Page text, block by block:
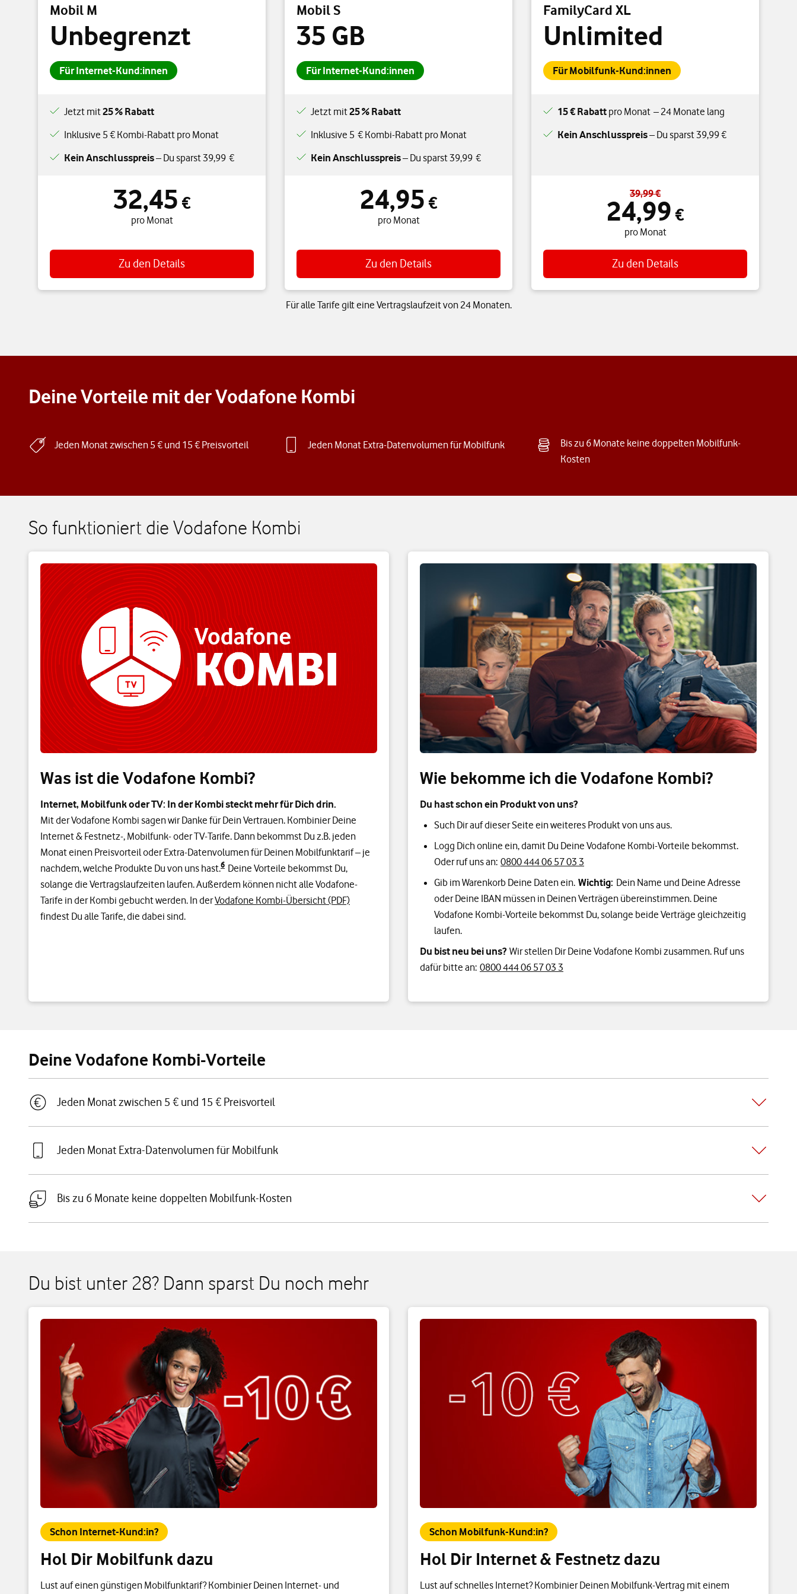
Mobil M
Unbegrenzt
Für Internet-Kund:innen
Jetzt mit25 % Rabatt
Inklusive 5 € Kombi-Rabatt pro Monat
Kein Anschlusspreis– Du sparst 39,99 €
32,45 € pro Monat32,45 €
pro Monat
Zu den Details
Mobil S
35 GB
Für Internet-Kund:innen
Jetzt mit25 % Rabatt
Inklusive 5 € Kombi-Rabatt pro Monat
Kein Anschlusspreis– Du sparst 39,99 €
24,95 € pro Monat24,95 €
pro Monat
Zu den Details
FamilyCard XL
Unlimited
Für Mobilfunk-Kund:innen
15 € Rabatt pro Monat – 24 Monate lang
Kein Anschlusspreis– Du sparst 39,99 €
Standardpreis 39,99 € – Angebotspreis 24,99 € pro Monat
39,99 €
24,99 €
pro Monat
Zu den Details
Für alle Tarife gilt eine Vertragslaufzeit von 24 Monaten.
Deine Vorteile mit der Vodafone Kombi
Jeden Monat zwischen 5 € und 15 € Preisvorteil Jeden Monat Extra-Datenvolumen für Mobilfunk
Bis zu 6 Monate keine doppelten Mobilfunk-
Kosten
So funktioniert die Vodafone Kombi
Was ist die Vodafone Kombi?
Internet, Mobilfunk oder TV: In der Kombi steckt mehr für Dich drin.
Mit der Vodafone Kombi sagen wir Danke für Dein Vertrauen. Kombinier Deine
Internet & Festnetz-, Mobilfunk- oder TV-Tarife. Dann bekommst Du z.B. jeden
Monat einen Preisvorteil oder Extra-Datenvolumen für Deinen Mobilfunktarif – je
nachdem, welche Produkte Du von uns hast.6 Deine Vorteile bekommst Du,
solange die Vertragslaufzeiten laufen. Außerdem können nicht alle Vodafone-
Tarife in der Kombi gebucht werden. In derVodafone Kombi-Übersicht (PDF)
findest Du alle Tarife, die dabei sind.
Wie bekomme ich die Vodafone Kombi?
Du hast schon ein Produkt von uns?
Such Dir auf dieser Seite ein weiteres Produkt von uns aus.
Logg Dich online ein, damit Du Deine Vodafone Kombi-Vorteile bekommst.
Oder ruf uns an: 0800 444 06 57 03 3
Gib im Warenkorb Deine Daten ein. Wichtig: Dein Name und Deine Adresse
oder Deine IBAN müssen in Deinen Verträgen übereinstimmen. Deine
Vodafone Kombi-Vorteile bekommst Du, solange beide Verträge gleichzeitig
laufen.
Du bist neu bei uns? Wir stellen Dir Deine Vodafone Kombi zusammen. Ruf uns
dafür bitte an: 0800 444 06 57 03 3
Deine Vodafone Kombi-Vorteile
Jeden Monat zwischen 5 € und 15 € Preisvorteil
Jeden Monat Extra-Datenvolumen für Mobilfunk
Bis zu 6 Monate keine doppelten Mobilfunk-Kosten
Du bist unter 28? Dann sparst Du noch mehr
Schon Internet-Kund:in?
Hol Dir Mobilfunk dazu
Lust auf einen günstigen Mobilfunktarif? Kombinier Deinen Internet- und
Schon Mobilfunk-Kund:in?
Hol Dir Internet & Festnetz dazu
Lust auf schnelles Internet? Kombinier Deinen Mobilfunk-Vertrag mit einem